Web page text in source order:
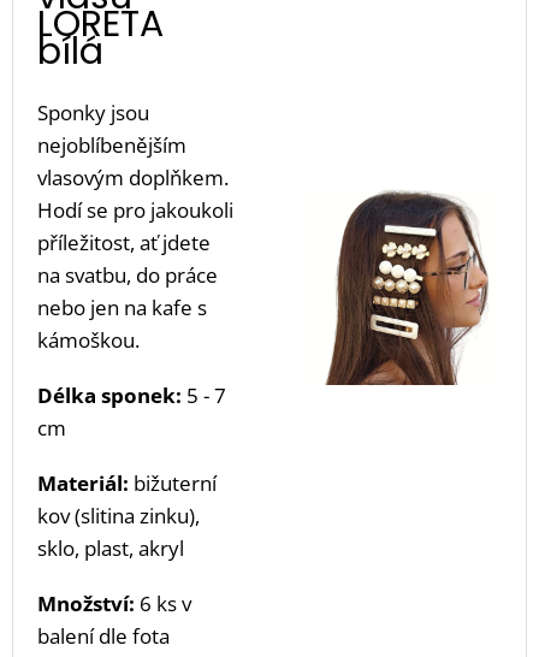
LORETA
bílá
Sponky jsou
nejoblíbenějším
vlasovým doplňkem.
Hodí se pro jakoukoli
příležitost, ať jdete
na svatbu, do práce
nebo jen na kafe s
kámoškou.
Délka sponek: 5 - 7
cm
Materiál: bižuterní
kov (slitina zinku),
sklo, plast, akryl
Množství: 6 ks v
balení dle fota